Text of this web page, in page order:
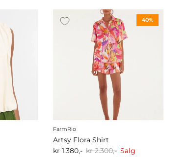
40%
FarmRio
Artsy Flora Shirt
kr 1.380,- kr 2.300,- Salg